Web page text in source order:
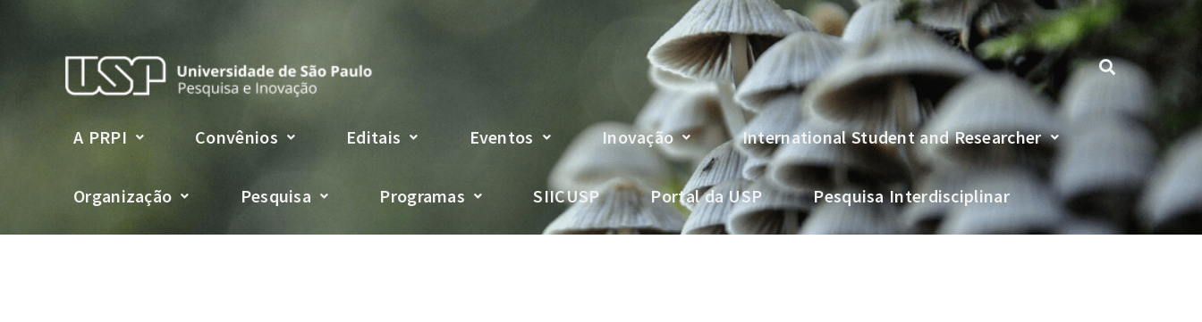
A PRPI Convênios Editais Eventos Inovação International Student and Researcher
Organização Pesquisa Programas SIICUSP Portal da USP Pesquisa Interdisciplinar